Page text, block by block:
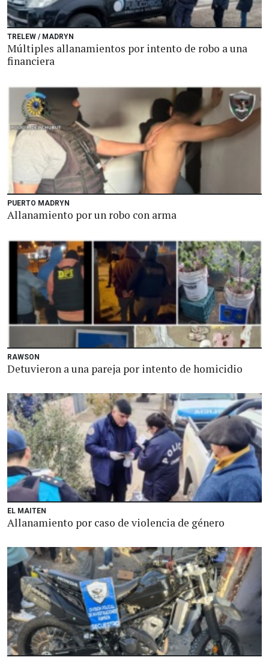
TRELEW / MADRYN
Múltiples allanamientos por intento de robo a una
financiera
PUERTO MADRYN
Allanamiento por un robo con arma
RAWSON
Detuvieron a una pareja por intento de homicidio
EL MAITEN
Allanamiento por caso de violencia de género